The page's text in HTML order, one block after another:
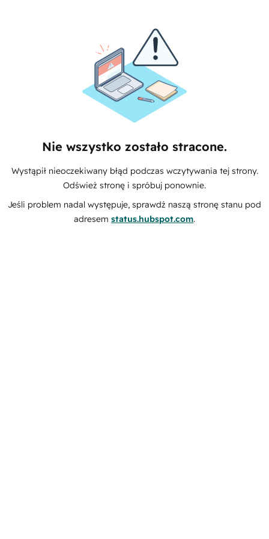
Nie wszystko zostało stracone.
Wystąpił nieoczekiwany błąd podczas wczytywania tej strony.
Odśwież stronę i spróbuj ponownie.
Jeśli problem nadal występuje, sprawdź naszą stronę stanu pod
adresem status.hubspot.com.